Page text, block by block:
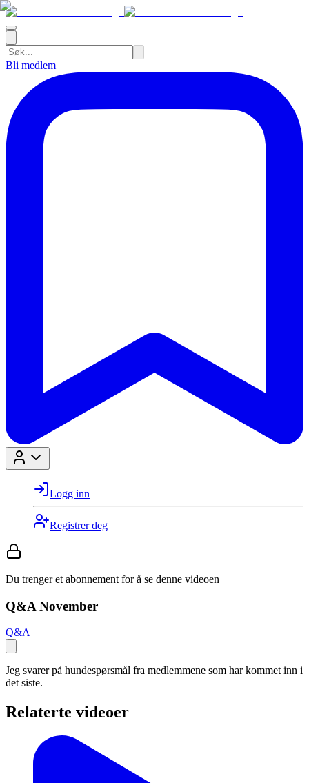
Bli medlem
Logg inn
Registrer deg
Du trenger et abonnement for å se denne videoen
Q&A November
Q&A
Jeg svarer på hundespørsmål fra medlemmene som har kommet inn i
det siste.
Relaterte videoer